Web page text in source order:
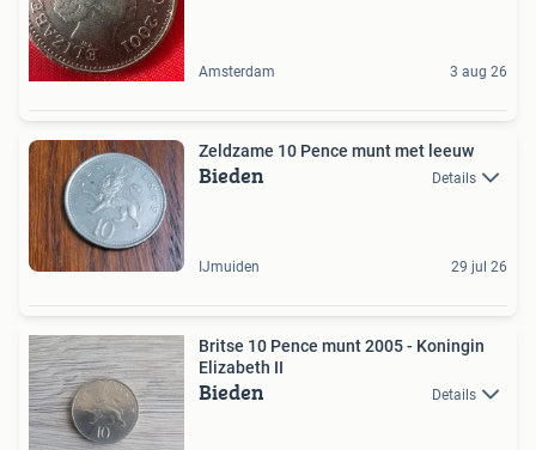
Amsterdam 3 aug 26
Zeldzame 10 Pence munt met leeuw
Bieden Details
IJmuiden 29 jul 26
Britse 10 Pence munt 2005 - Koningin
Elizabeth II
Bieden Details